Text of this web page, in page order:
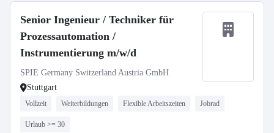
Senior Ingenieur / Techniker für
Prozessautomation /
Instrumentierung m/w/d
SPIE Germany Switzerland Austria GmbH
Stuttgart
Vollzeit Weiterbildungen Flexible Arbeitszeiten Jobrad
Urlaub >= 30